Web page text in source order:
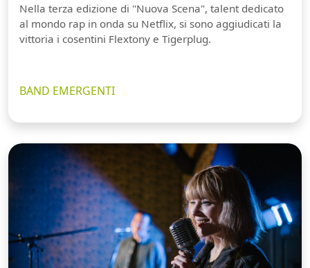
Nella terza edizione di "Nuova Scena", talent dedicato
al mondo rap in onda su Netflix, si sono aggiudicati la
vittoria i cosentini Flextony e Tigerplug.
BAND EMERGENTI